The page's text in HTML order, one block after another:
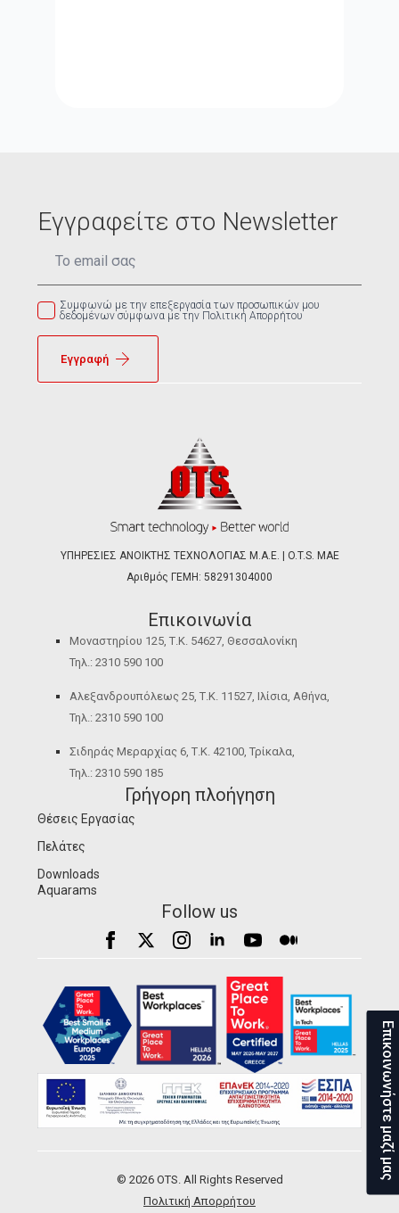
Εγγραφείτε στο Newsletter
Συμφωνώ με την επεξεργασία των προσωπικών μου
δεδομένων σύμφωνα με την Πολιτική Απορρήτου
Εγγραφή
ΥΠΗΡΕΣΙΕΣ ΑΝΟΙΚΤΗΣ ΤΕΧΝΟΛΟΓΙΑΣ Μ.Α.Ε. | O.T.S. ΜΑΕ
Αριθμός ΓΕΜΗ: 58291304000
Επικοινωνία
Μοναστηρίου 125, Τ.Κ. 54627, Θεσσαλονίκη
Τηλ.: 2310 590 100
Αλεξανδρουπόλεως 25, Τ.Κ. 11527, Ιλίσια, Αθήνα,
Τηλ.: 2310 590 100
Σιδηράς Μεραρχίας 6, Τ.Κ. 42100, Τρίκαλα,
Τηλ.: 2310 590 185
Γρήγορη πλοήγηση
Θέσεις Εργασίας
Πελάτες
Downloads
Aquarams
Follow us
© 2026 OTS. All Rights Reserved
Πολιτική Απορρήτου
Επικοινωνήστε μαζί μας